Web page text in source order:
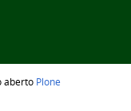
aberto Plone